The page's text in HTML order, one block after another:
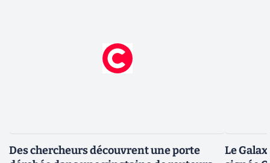
Des chercheurs découvrent une porte
Le